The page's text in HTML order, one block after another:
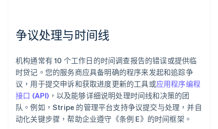
争议处理与时间线
机构通常有 10 个工作日的时间调查报告的错误或提供临
时贷记。您的服务商应具备明确的程序来发起和追踪争
议，用于提交申诉和获取进度更新的工具或应用程序编程
接口 (API) ，以及能够详细说明处理时间线和决策的团
队。例如，Stripe 的管理平台支持争议提交与处理，并自
动化关键步骤，帮助企业遵守《条例 E》的时间框架。